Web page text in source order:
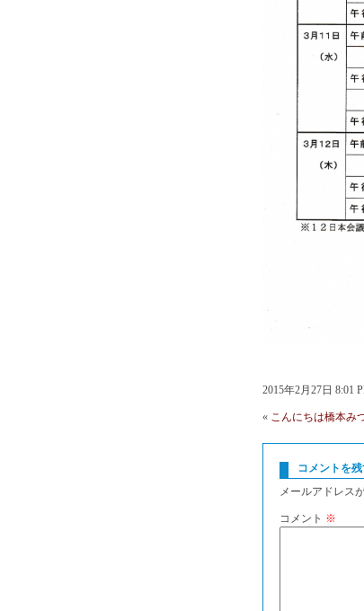
2015年2月27日 8:01
« こんにちは橋本み
コメントを
メールアドレス
コメント ※